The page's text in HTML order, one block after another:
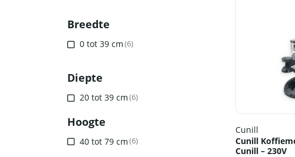
Breedte
0 tot 39 cm(6)
Diepte
20 tot 39 cm(6)
Hoogte
40 tot 79 cm(6)
Cunill
Cunill
Cunill – 230V